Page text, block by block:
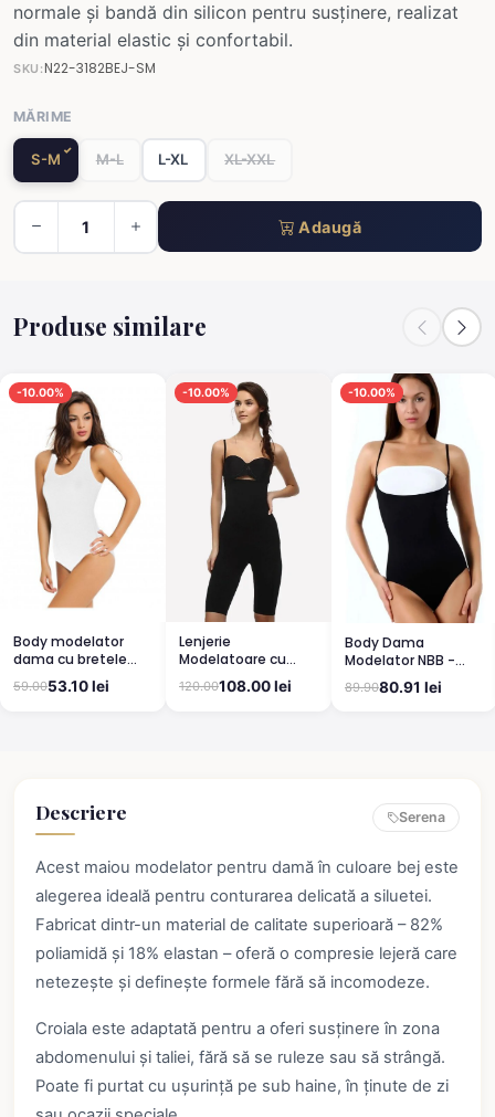
normale și bandă din silicon pentru susținere, realizat
din material elastic și confortabil.
SKU:N22-3182BEJ-SM
MĂRIME
S-M M-L L-XL XL-XXL
Adaugă
Produse similare
-10.00%
Body modelator
dama cu bretele
groase, material
elastic si respirabil,
59.0053.10 lei
-10.00%
Lenjerie
Modelatoare cu
Efect de Slăbire -
Negru
120.00108.00 lei
-10.00%
Body Dama
Modelator NBB -
Susținere și
Modelare Discretă,
89.9080.91 lei
Descriere Serena
Acest maiou modelator pentru damă în culoare bej este
alegerea ideală pentru conturarea delicată a siluetei.
Fabricat dintr-un material de calitate superioară – 82%
poliamidă și 18% elastan – oferă o compresie lejeră care
netezește și definește formele fără să incomodeze.
Croiala este adaptată pentru a oferi susținere în zona
abdomenului și taliei, fără să se ruleze sau să strângă.
Poate fi purtat cu ușurință pe sub haine, în ținute de zi